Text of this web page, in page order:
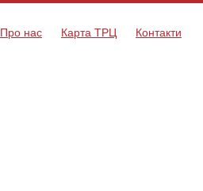
Про нас Карта ТРЦ Контакти